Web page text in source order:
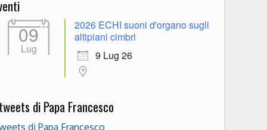
09
Lug
2026 ECHI suoni d'organo sugli
altipiani cimbri
9 Lug 26
di Papa Francesco
di Papa Francesco